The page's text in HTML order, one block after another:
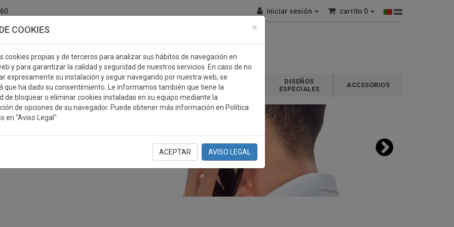
×
COOKIES
cookies propias y de terceros para analizar sus hábitos de navegación en
y para garantizar la calidad y seguridad de nuestros servicios. En caso de no
expresamente su instalación y seguir navegando por nuestra web, se
que ha dado su consentimiento. Le informamos también que tiene la
de bloquear o eliminar cookies instaladas en su equipo mediante la
de opciones de su navegador. Puede obtener más información en Política
en "Aviso Legal"
ACEPTAR AVISO LEGAL
iniciar sesión carrito 0
MEDALLAS PLACAS REGALOS
DISEÑOS
ESPECIALES
ACCESORIOS